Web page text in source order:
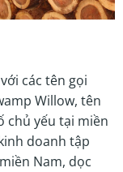
các tên gọi
Willow, tên
chủ yếu tại miền
doanh tập
Nam, dọc